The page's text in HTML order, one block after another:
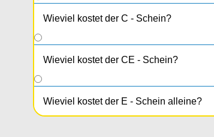
Wieviel kostet der C - Schein?
Wieviel kostet der CE - Schein?
Wieviel kostet der E - Schein alleine?